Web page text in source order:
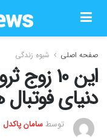
صفحه اصلی شیوه زندگی
این 10
دنیای
توسطسامان پاکدل